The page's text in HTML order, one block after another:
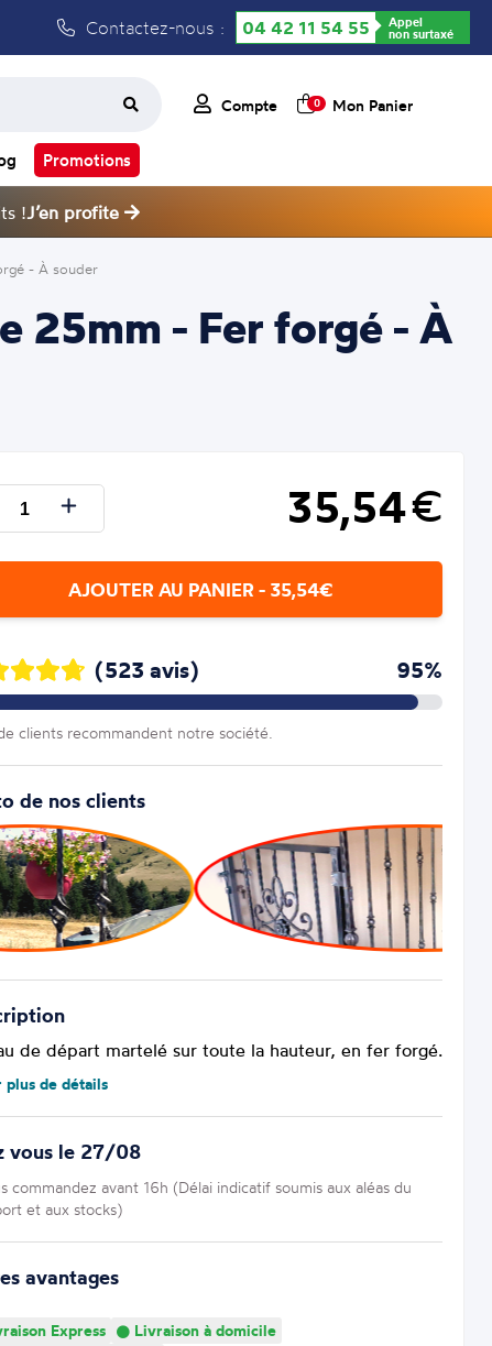
Contactez-nous : 04 42 11 54 55 Appel
non surtaxé
Compte 0 Mon Panier
Promotions
!J’en profite
- À souder
25mm - Fer forgé - À
35,54€
AJOUTER AU PANIER - 35,54€
(523 avis) 95%
clients recommandent notre société.
de nos clients
de départ martelé sur toute la hauteur, en fer forgé.
plus de détails
vous le 27/08
commandez avant 16h (Délai indicatif soumis aux aléas du
et aux stocks)
avantages
Express
Livraison à domicile